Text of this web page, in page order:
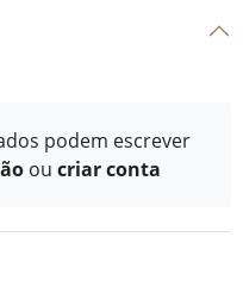
podem escrever
ou criar conta